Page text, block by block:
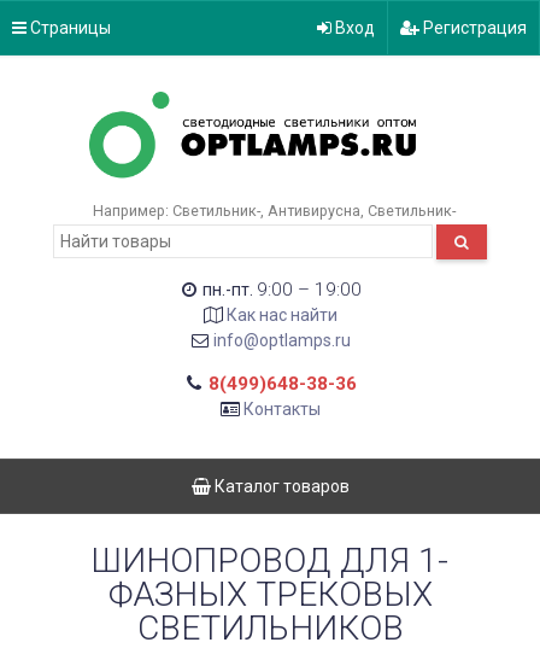
Страницы Вход Регистрация
Например: Светильник- Антивирусна Светильник-
пн.-пт. 9:00 – 19:00
Как нас найти
info@optlamps.ru
8(499)648-38-36
Контакты
Каталог товаров
ШИНОПРОВОД ДЛЯ 1-
ФАЗНЫХ ТРЕКОВЫХ
СВЕТИЛЬНИКОВ